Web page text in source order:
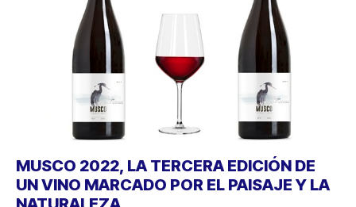
MUSCO 2022, LA TERCERA EDICIÓN DE
UN VINO MARCADO POR EL PAISAJE Y LA